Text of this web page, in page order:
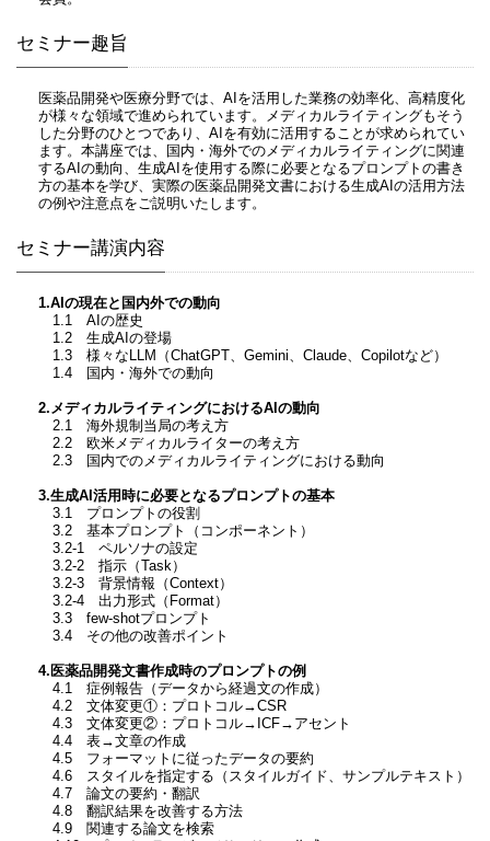
セミナー趣旨
医薬品開発や医療分野では、AIを活用した業務の効率化、高精度化
が様々な領域で進められています。メディカルライティングもそう
した分野のひとつであり、AIを有効に活用することが求められてい
ます。本講座では、国内・海外でのメディカルライティングに関連
するAIの動向、生成AIを使用する際に必要となるプロンプトの書き
方の基本を学び、実際の医薬品開発文書における生成AIの活用方法
の例や注意点をご説明いたします。
セミナー講演内容
1.AIの現在と国内外での動向
1.1 AIの歴史
1.2 生成AIの登場
1.3 様々なLLM（ChatGPT、Gemini、Claude、Copilotなど）
1.4 国内・海外での動向
2.メディカルライティングにおけるAIの動向
2.1 海外規制当局の考え方
2.2 欧米メディカルライターの考え方
2.3 国内でのメディカルライティングにおける動向
3.生成AI活用時に必要となるプロンプトの基本
3.1 プロンプトの役割
3.2 基本プロンプト（コンポーネント）
3.2-1 ペルソナの設定
3.2-2 指示（Task）
3.2-3 背景情報（Context）
3.2-4 出力形式（Format）
3.3 few-shotプロンプト
3.4 その他の改善ポイント
4.医薬品開発文書作成時のプロンプトの例
4.1 症例報告（データから経過文の作成）
4.2 文体変更①：プロトコル→CSR
4.3 文体変更②：プロトコル→ICF→アセント
4.4 表→文章の作成
4.5 フォーマットに従ったデータの要約
4.6 スタイルを指定する（スタイルガイド、サンプルテキスト）
4.7 論文の要約・翻訳
4.8 翻訳結果を改善する方法
4.9 関連する論文を検索